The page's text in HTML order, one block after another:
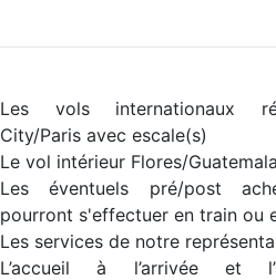
Les vols internationaux
City/Paris avec escale(s)
Le vol intérieur Flores/
Les éventuels pré/post
pourront s'effectuer en train ou
Les services de notre
L’accueil à l’arrivée et